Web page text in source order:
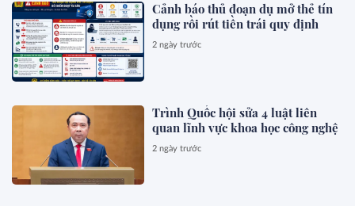
Cảnh báo thủ đoạn dụ mở thẻ tín
dụng rồi rút tiền trái quy định
2 ngày trước
Trình Quốc hội sửa 4 luật liên
quan lĩnh vực khoa học công nghệ
2 ngày trước